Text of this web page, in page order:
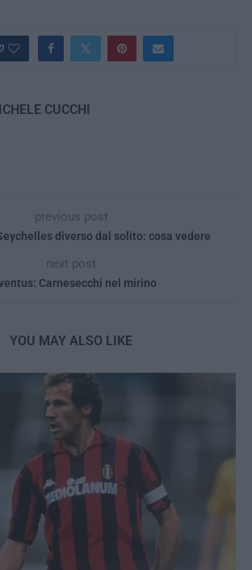
CUCCHI
previous post
diverso dal solito: cosa vedere
next post
Carnesecchi nel mirino
YOU MAY ALSO LIKE